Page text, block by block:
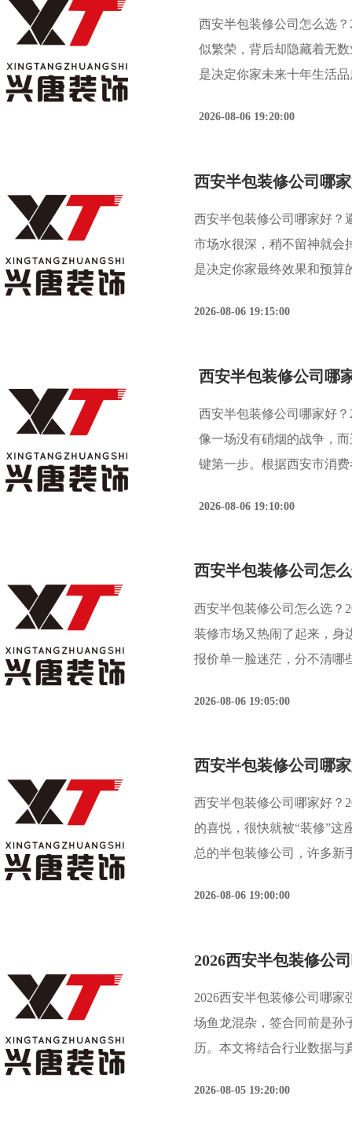
西安半包装修公司怎么选
似繁荣，背后却隐藏着无
是决定你家未来十年生活
修纠纷源于半包模式下的
2026-08-06 19:20:00
西安半包装修公司哪家好？
市场水很深，稍不留神就会
是决定你家最终效果和预算
施工工艺标准、材料真伪保
2026-08-06 19:15:00
西安半包装修公司哪
西安半包装修公司哪家好
像一场没有硝烟的战争，
键第一步。根据西安市消
明晰，尤其是在半包模式
2026-08-06 19:10:00
西安半包装修公司怎么选？
装修市场又热闹了起来，身
报价单一脸迷茫，分不清哪
是无底洞的开始。西安半包
2026-08-06 19:05:00
西安半包装修公司哪家好？
的喜悦，很快就被“装修”这
总的半包装修公司，许多新
2026-08-06 19:00:00
2026西安半包装修公司哪
场鱼龙混杂，签合同前是孙
历。本文将结合行业数据与
2026-08-05 19:20:00